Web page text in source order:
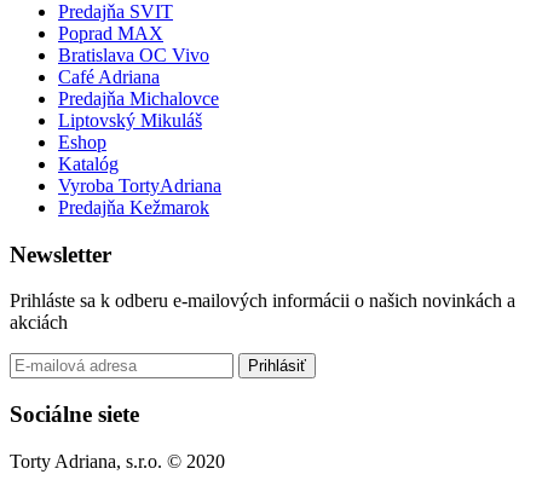
Predajňa SVIT
Poprad MAX
Bratislava OC Vivo
Café Adriana
Predajňa Michalovce
Liptovský Mikuláš
Eshop
Katalóg
Vyroba TortyAdriana
Predajňa Kežmarok
Newsletter
Prihláste sa k odberu e-mailových informácii o našich novinkách a
akciách
Prihlásiť
Sociálne siete
Torty Adriana, s.r.o. © 2020